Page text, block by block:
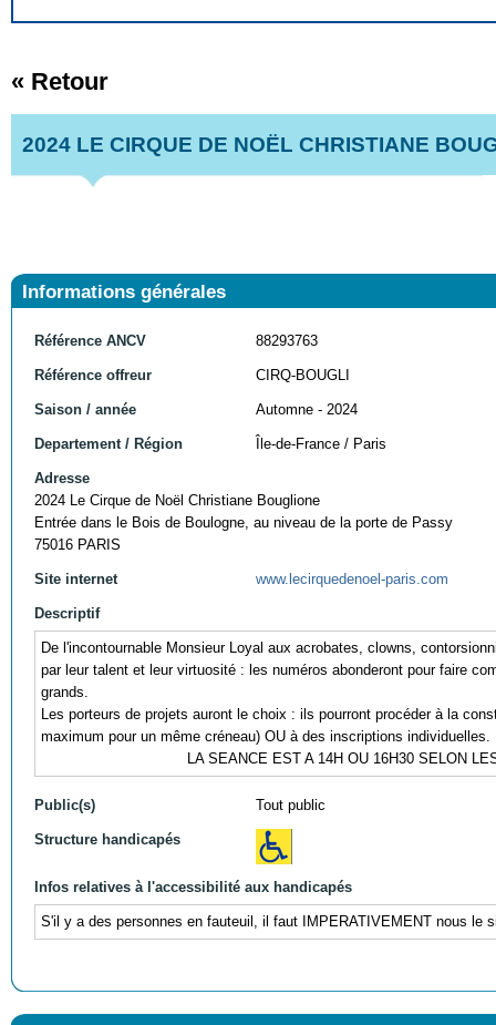
« Retour
2024 LE CIRQUE DE NOËL CHRISTIANE
Informations générales
Référence ANCV 88293763
Référence offreur CIRQ-BOUGLI
Saison / année Automne - 2024
Departement / Région Île-de-France / Paris
Adresse
2024 Le Cirque de Noël Christiane Bouglione
Entrée dans le Bois de Boulogne, au niveau de la porte de Passy
75016 PARIS
Site internet www.lecirquedenoel-paris.com
Descriptif
De l'incontournable Monsieur Loyal aux acrobates, clowns,
par leur talent et leur virtuosité : les numéros abonderont pour faire
grands.
Les porteurs de projets auront le choix : ils pourront procéder à la
maximum pour un même créneau) OU à des inscriptions individuelles.
LA SEANCE EST A 14H OU 16H30 SELON
Public(s) Tout public
Structure handicapés
Infos relatives à l'accessibilité aux handicapés
S'il y a des personnes en fauteuil, il faut IMPERATIVEMENT nous le